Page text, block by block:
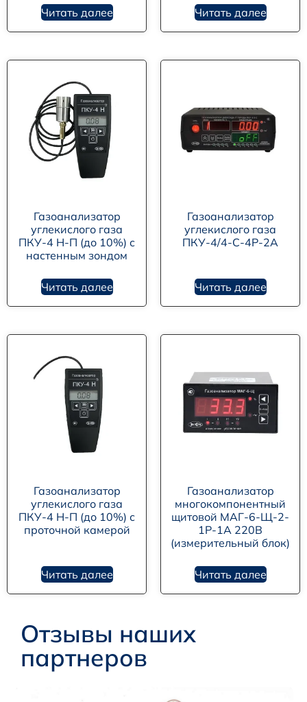
Читать далее Читать далее
Газоанализатор
углекислого газа
ПКУ-4 Н-П (до 10%) с
настенным зондом
Читать далее
Газоанализатор
углекислого газа
ПКУ-4/4-С-4Р-2А
Читать далее
Газоанализатор
углекислого газа
ПКУ-4 Н-П (до 10%) с
проточной камерой
Читать далее
Газоанализатор
многокомпонентный
щитовой МАГ-6-Щ-2-
1Р-1А 220В
(измерительный блок)
Читать далее
Отзывы наших
партнеров